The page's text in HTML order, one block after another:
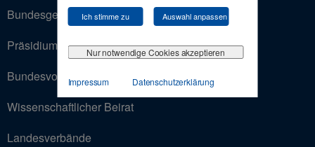
Ich stimme zu Auswahl anpassen
Nur notwendige Cookies akzeptieren
Impressum Datenschutzerklärung
Bundesgeschäftsstelle
Präsidium
Bundesvorstand
Wissenschaftlicher Beirat
Landesverbände